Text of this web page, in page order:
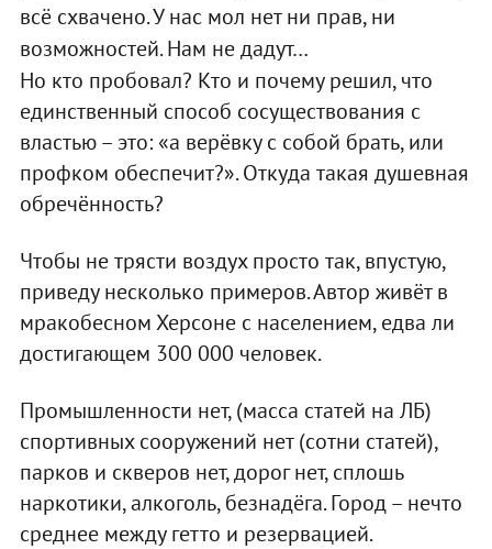
всё схвачено. У нас мол нет ни прав, ни
возможностей. Нам не дадут…
Но кто пробовал? Кто и почему решил, что
единственный способ сосуществования с
властью – это: «а верёвку с собой брать, или
профком обеспечит?». Откуда такая душевная
обречённость?
Чтобы не трясти воздух просто так, впустую,
приведу несколько примеров. Автор живёт в
мракобесном Херсоне с населением, едва ли
достигающем 300 000 человек.
Промышленности нет, (масса статей на ЛБ)
спортивных сооружений нет (сотни статей),
парков и скверов нет, дорог нет, сплошь
наркотики, алкоголь, безнадёга. Город – нечто
среднее между гетто и резервацией.